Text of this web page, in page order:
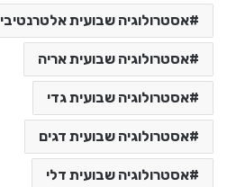
אסטרולוגיה שבועית אלטרנטיבי
אסטרולוגיה שבועית אריה
אסטרולוגיה שבועית גדי
אסטרולוגיה שבועית דגים
אסטרולוגיה שבועית דלי